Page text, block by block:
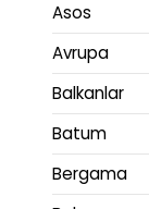
Asos
Avrupa
Balkanlar
Batum
Bergama